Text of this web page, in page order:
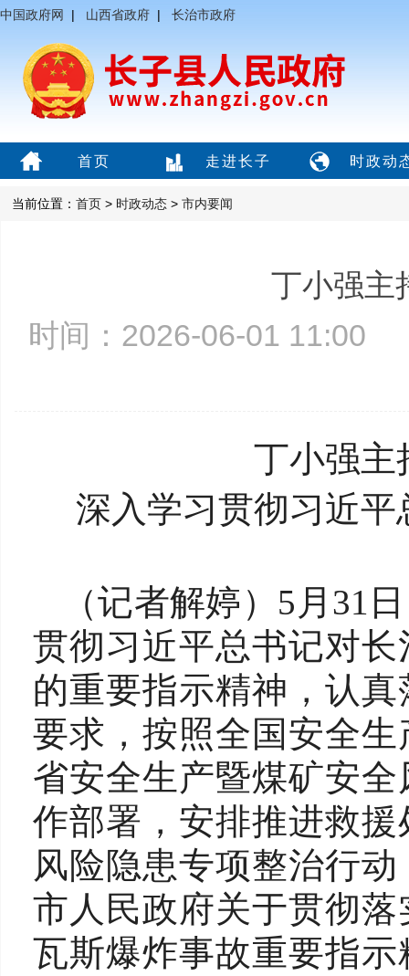
中国政府网 | 山西省政府 | 长治市政府
首页 走进长子 时政动
当前位置： 首页 > 时政动态 > 市内要闻
丁小强主
时间：2026-06-01
丁小强主
深入学习贯彻习近
（记者解婷）5月31
贯彻习近平总书记对
的重要指示精神，认
要求，按照全国安全
省安全生产暨煤矿安
作部署，安排推进救
风险隐患专项整治行
市人民政府关于贯彻
瓦斯爆炸事故重要指